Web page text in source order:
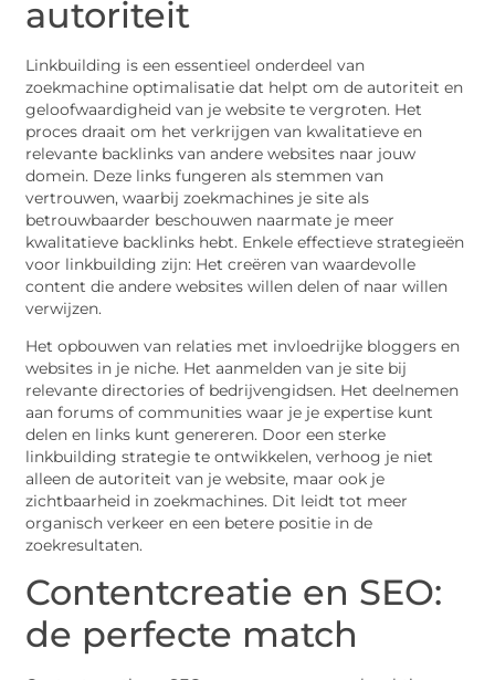
autoriteit
Linkbuilding is een essentieel onderdeel van
zoekmachine optimalisatie dat helpt om de autoriteit en
geloofwaardigheid van je website te vergroten. Het
proces draait om het verkrijgen van kwalitatieve en
relevante backlinks van andere websites naar jouw
domein. Deze links fungeren als stemmen van
vertrouwen, waarbij zoekmachines je site als
betrouwbaarder beschouwen naarmate je meer
kwalitatieve backlinks hebt. Enkele effectieve strategieën
voor linkbuilding zijn: Het creëren van waardevolle
content die andere websites willen delen of naar willen
verwijzen.
Het opbouwen van relaties met invloedrijke bloggers en
websites in je niche. Het aanmelden van je site bij
relevante directories of bedrijvengidsen. Het deelnemen
aan forums of communities waar je je expertise kunt
delen en links kunt genereren. Door een sterke
linkbuilding strategie te ontwikkelen, verhoog je niet
alleen de autoriteit van je website, maar ook je
zichtbaarheid in zoekmachines. Dit leidt tot meer
organisch verkeer en een betere positie in de
zoekresultaten.
Contentcreatie en SEO:
de perfecte match